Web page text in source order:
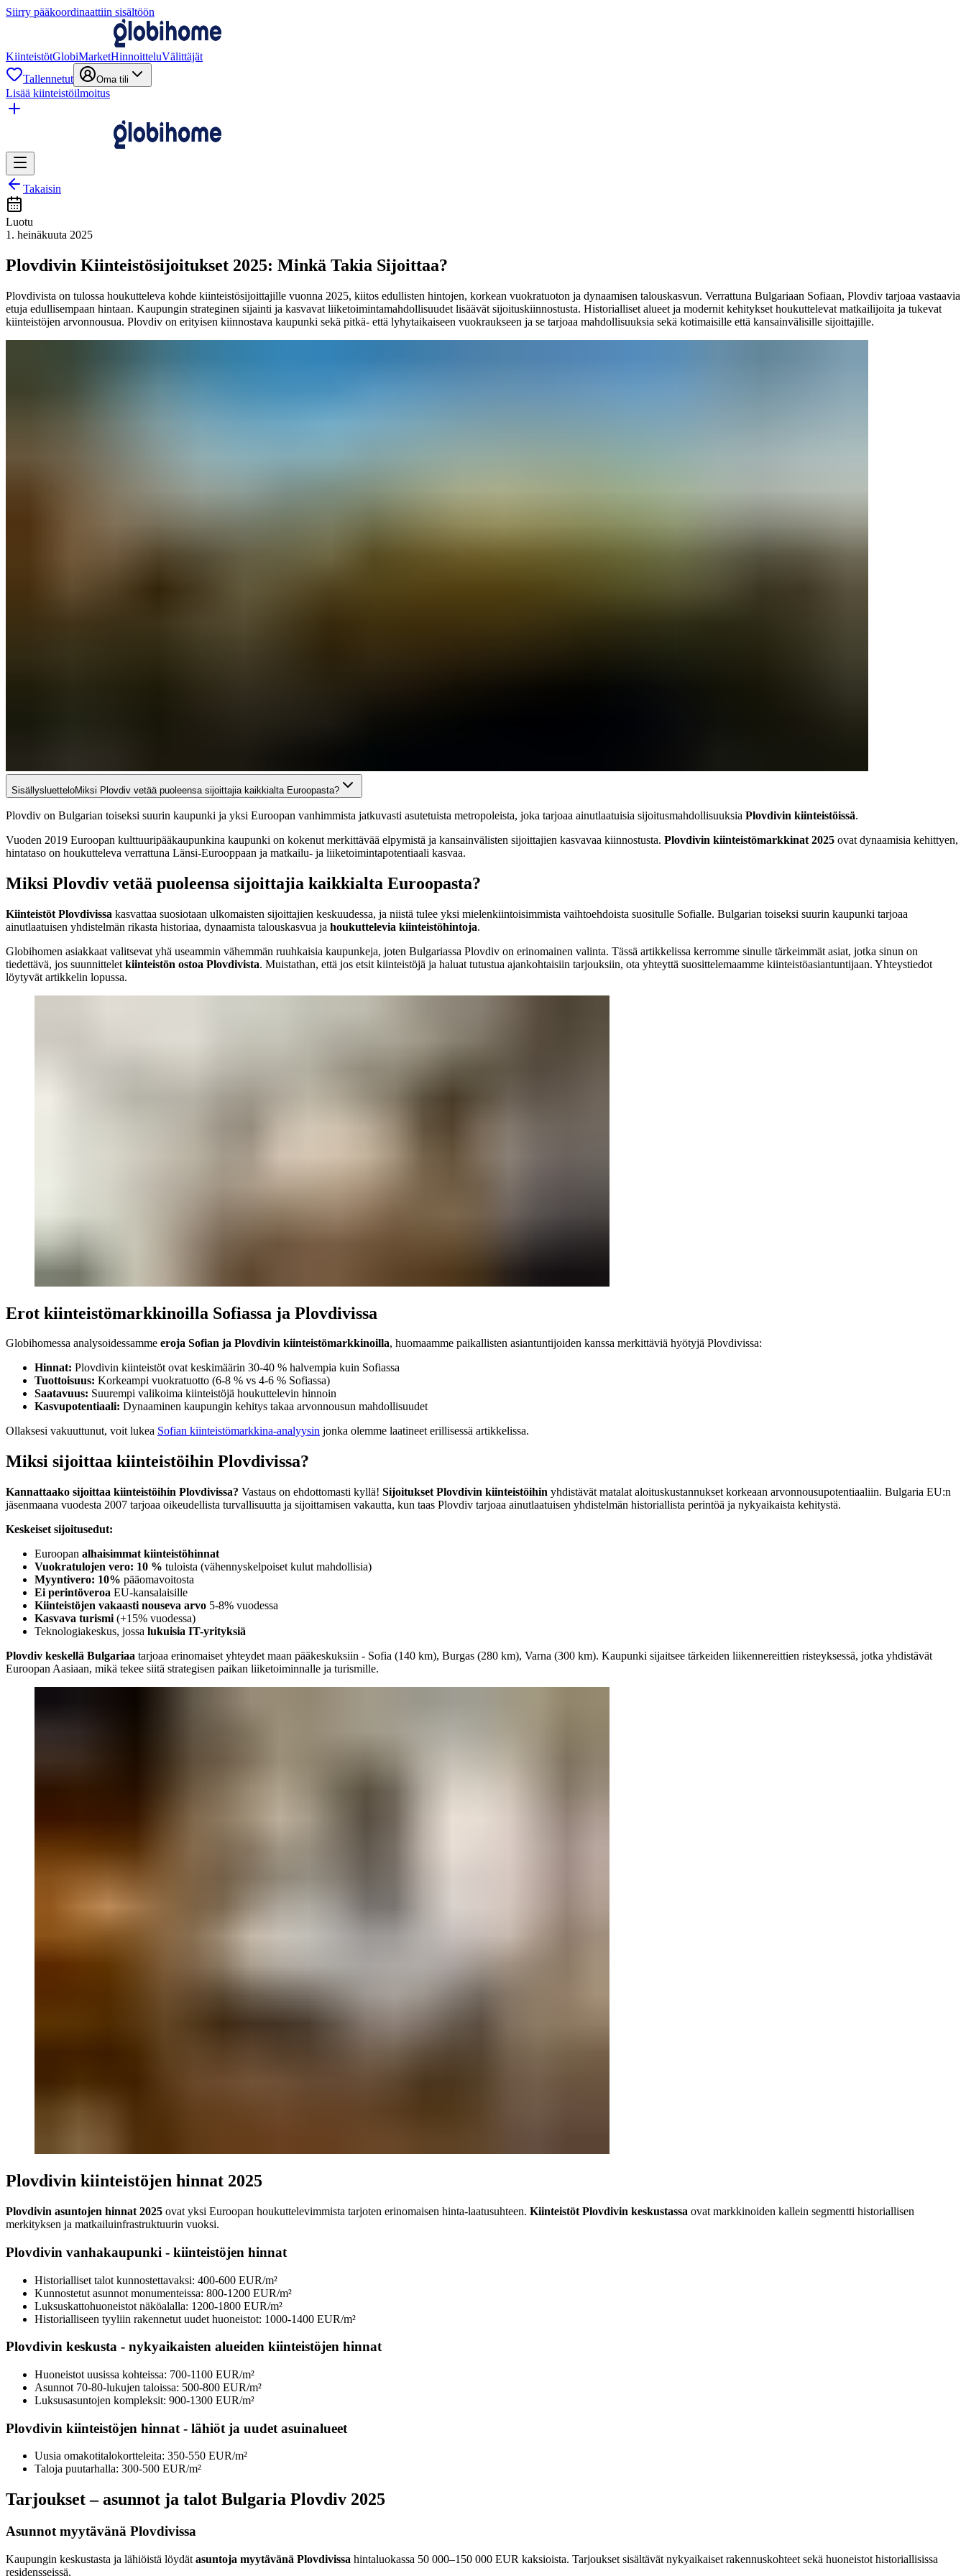
Siirry pääkoordinaattiin sisältöön
KiinteistötGlobiMarketHinnoitteluVälittäjät
Tallennetut
Oma tili
Lisää kiinteistöilmoitus
Takaisin
Luotu
1. heinäkuuta 2025
Plovdivin Kiinteistösijoitukset 2025: Minkä Takia Sijoittaa?
Plovdivista on tulossa houkutteleva kohde kiinteistösijoittajille vuonna 2025, kiitos edullisten hintojen, korkean vuokratuoton ja dynaamisen talouskasvun. Verrattuna Bulgariaan Sofiaan, Plovdiv tarjoaa vastaavia
etuja edullisempaan hintaan. Kaupungin strateginen sijainti ja kasvavat liiketoimintamahdollisuudet lisäävät sijoituskiinnostusta. Historialliset alueet ja modernit kehitykset houkuttelevat matkailijoita ja tukevat
kiinteistöjen arvonnousua. Plovdiv on erityisen kiinnostava kaupunki sekä pitkä- että lyhytaikaiseen vuokraukseen ja se tarjoaa mahdollisuuksia sekä kotimaisille että kansainvälisille sijoittajille.
SisällysluetteloMiksi Plovdiv vetää puoleensa sijoittajia kaikkialta Euroopasta?
Plovdiv on Bulgarian toiseksi suurin kaupunki ja yksi Euroopan vanhimmista jatkuvasti asutetuista metropoleista, joka tarjoaa ainutlaatuisia sijoitusmahdollisuuksia Plovdivin kiinteistöissä.
Vuoden 2019 Euroopan kulttuuripääkaupunkina kaupunki on kokenut merkittävää elpymistä ja kansainvälisten sijoittajien kasvavaa kiinnostusta. Plovdivin kiinteistömarkkinat 2025 ovat dynaamisia kehittyen,
hintataso on houkutteleva verrattuna Länsi-Eurooppaan ja matkailu- ja liiketoimintapotentiaali kasvaa.
Miksi Plovdiv vetää puoleensa sijoittajia kaikkialta Euroopasta?
Kiinteistöt Plovdivissa kasvattaa suosiotaan ulkomaisten sijoittajien keskuudessa, ja niistä tulee yksi mielenkiintoisimmista vaihtoehdoista suositulle Sofialle. Bulgarian toiseksi suurin kaupunki tarjoaa
ainutlaatuisen yhdistelmän rikasta historiaa, dynaamista talouskasvua ja houkuttelevia kiinteistöhintoja.
Globihomen asiakkaat valitsevat yhä useammin vähemmän ruuhkaisia kaupunkeja, joten Bulgariassa Plovdiv on erinomainen valinta. Tässä artikkelissa kerromme sinulle tärkeimmät asiat, jotka sinun on
tiedettävä, jos suunnittelet kiinteistön ostoa Plovdivista. Muistathan, että jos etsit kiinteistöjä ja haluat tutustua ajankohtaisiin tarjouksiin, ota yhteyttä suosittelemaamme kiinteistöasiantuntijaan. Yhteystiedot
löytyvät artikkelin lopussa.
Erot kiinteistömarkkinoilla Sofiassa ja Plovdivissa
Globihomessa analysoidessamme eroja Sofian ja Plovdivin kiinteistömarkkinoilla, huomaamme paikallisten asiantuntijoiden kanssa merkittäviä hyötyjä Plovdivissa:
Hinnat: Plovdivin kiinteistöt ovat keskimäärin 30-40 % halvempia kuin Sofiassa
Tuottoisuus: Korkeampi vuokratuotto (6-8 % vs 4-6 % Sofiassa)
Saatavuus: Suurempi valikoima kiinteistöjä houkuttelevin hinnoin
Kasvupotentiaali: Dynaaminen kaupungin kehitys takaa arvonnousun mahdollisuudet
Ollaksesi vakuuttunut, voit lukea Sofian kiinteistömarkkina-analyysin jonka olemme laatineet erillisessä artikkelissa.
Miksi sijoittaa kiinteistöihin Plovdivissa?
Kannattaako sijoittaa kiinteistöihin Plovdivissa? Vastaus on ehdottomasti kyllä! Sijoitukset Plovdivin kiinteistöihin yhdistävät matalat aloituskustannukset korkeaan arvonnousupotentiaaliin. Bulgaria EU:n
jäsenmaana vuodesta 2007 tarjoaa oikeudellista turvallisuutta ja sijoittamisen vakautta, kun taas Plovdiv tarjoaa ainutlaatuisen yhdistelmän historiallista perintöä ja nykyaikaista kehitystä.
Keskeiset sijoitusedut:
Euroopan alhaisimmat kiinteistöhinnat
Vuokratulojen vero: 10 % tuloista (vähennyskelpoiset kulut mahdollisia)
Myyntivero: 10% pääomavoitosta
Ei perintöveroa EU-kansalaisille
Kiinteistöjen vakaasti nouseva arvo 5-8% vuodessa
Kasvava turismi (+15% vuodessa)
Teknologiakeskus, jossa lukuisia IT-yrityksiä
Plovdiv keskellä Bulgariaa tarjoaa erinomaiset yhteydet maan pääkeskuksiin - Sofia (140 km), Burgas (280 km), Varna (300 km). Kaupunki sijaitsee tärkeiden liikennereittien risteyksessä, jotka yhdistävät
Euroopan Aasiaan, mikä tekee siitä strategisen paikan liiketoiminnalle ja turismille.
Plovdivin kiinteistöjen hinnat 2025
Plovdivin asuntojen hinnat 2025 ovat yksi Euroopan houkuttelevimmista tarjoten erinomaisen hinta-laatusuhteen. Kiinteistöt Plovdivin keskustassa ovat markkinoiden kallein segmentti historiallisen
merkityksen ja matkailuinfrastruktuurin vuoksi.
Plovdivin vanhakaupunki - kiinteistöjen hinnat
Historialliset talot kunnostettavaksi: 400-600 EUR/m²
Kunnostetut asunnot monumenteissa: 800-1200 EUR/m²
Luksuskattohuoneistot näköalalla: 1200-1800 EUR/m²
Historialliseen tyyliin rakennetut uudet huoneistot: 1000-1400 EUR/m²
Plovdivin keskusta - nykyaikaisten alueiden kiinteistöjen hinnat
Huoneistot uusissa kohteissa: 700-1100 EUR/m²
Asunnot 70-80-lukujen taloissa: 500-800 EUR/m²
Luksusasuntojen kompleksit: 900-1300 EUR/m²
Plovdivin kiinteistöjen hinnat - lähiöt ja uudet asuinalueet
Uusia omakotitalokortteleita: 350-550 EUR/m²
Taloja puutarhalla: 300-500 EUR/m²
Tarjoukset – asunnot ja talot Bulgaria Plovdiv 2025
Asunnot myytävänä Plovdivissa
Kaupungin keskustasta ja lähiöistä löydät asuntoja myytävänä Plovdivissa hintaluokassa 50 000–150 000 EUR kaksioista. Tarjoukset sisältävät nykyaikaiset rakennuskohteet sekä huoneistot historiallisissa
residensseissä.